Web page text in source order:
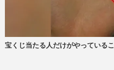
宝くじ当たる人だけがやっている